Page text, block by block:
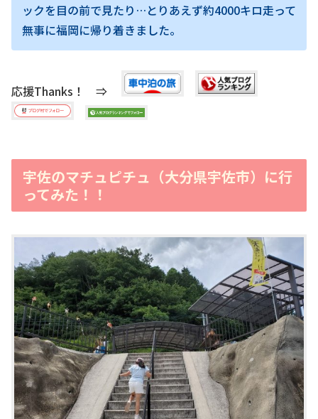
ックを目の前で見たり…とりあえず約4000キロ走って
無事に福岡に帰り着きました。
応援Thanks！ ⇒
宇佐のマチュピチュ（大分県宇佐市）に行
ってみた！！